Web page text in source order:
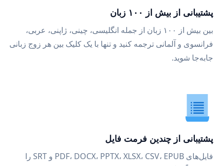
پشتیبانی از بیش از ۱۰۰ زبان
بین بیش از ۱۰۰ زبان از جمله انگلیسی، چینی، ژاپنی، عربی،
فرانسوی و آلمانی ترجمه کنید و تنها با یک کلیک بین هر زوج زبانی
جابه‌جا شوید.
پشتیبانی از چندین فرمت فایل
فایل‌های PDF، DOCX، PPTX، XLSX، CSV، EPUB و SRT را